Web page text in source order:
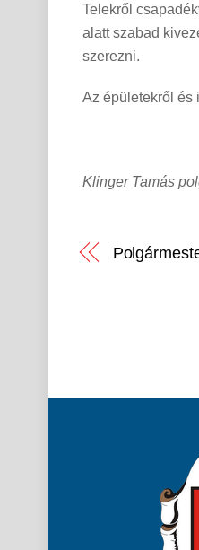
Telekről
alatt szabad
szerezni.
Az épületekről és
Klinger Tamás